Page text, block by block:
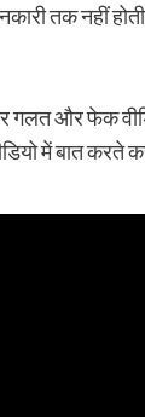
तक नहीं
गलत और फेक
में बात